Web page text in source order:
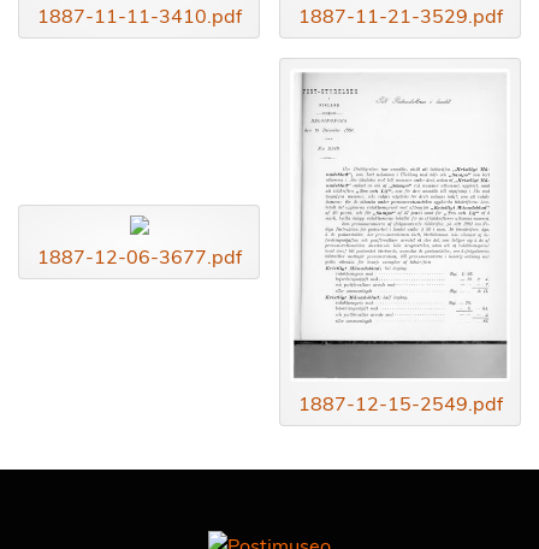
1887-11-11-3410.pdf 1887-11-21-3529.pdf
1887-12-06-3677.pdf
1887-12-15-2549.pdf